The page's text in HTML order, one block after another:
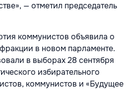
— отметил председатель
коммунистов объявила о
в новом парламенте.
в выборах 28 сентября
избирательного
коммунистов и «Будущее